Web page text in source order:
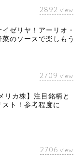
2892 view
ゼリヤ！アーリオ・
のソースで楽しもう
2709 view
リカ株】注目銘柄と
スト！参考程度に
2706 view